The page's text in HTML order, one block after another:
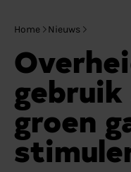
Home Nieuws
groen